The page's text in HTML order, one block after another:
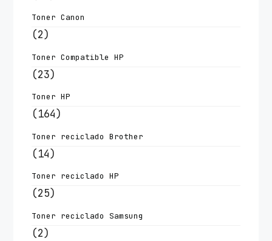
Toner Canon
(2)
Toner Compatible HP
(23)
Toner HP
(164)
Toner reciclado Brother
(14)
Toner reciclado HP
(25)
Toner reciclado Samsung
(2)